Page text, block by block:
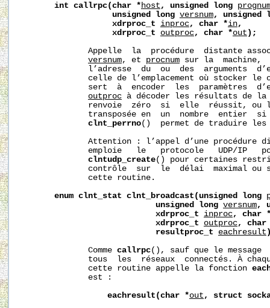
int callrpc(char * host , unsigned long
unsigned
long versnum, unsigned
xdrproc_t
inproc, char *in,
xdrproc_t
outproc, char *out );
Appelle  la  procédure  distante
versnum, et procnum sur la
l’adresse  du  ou  des  arguments
celle de l’emplacement où stocker
sert  à  encoder  les  paramètres
outproc à décoder les résultats de
renvoie  zéro  si  elle  réussit, ou
transposée en  un  nombre  entier
clnt_perrno()  permet de traduire les
Attention : l’appel d’une procédure
emploie   le   protocole   UDP/IP
clntudp_create() pour certaines
contrôle  sur  le  délai  maximal ou
              cette routine.
enum clnt_stat clnt_broadcast(unsigned long
unsigned
long versnum,
xdrproc_t
inproc, char
xdrproc_t
outproc,
char
resultproc_t
eachresult
              Comme
callrpc(), sauf que le
tous  les  réseaux  connectés. À
              cette routine appelle la fonction
              est :
eachresult(char *out , struct